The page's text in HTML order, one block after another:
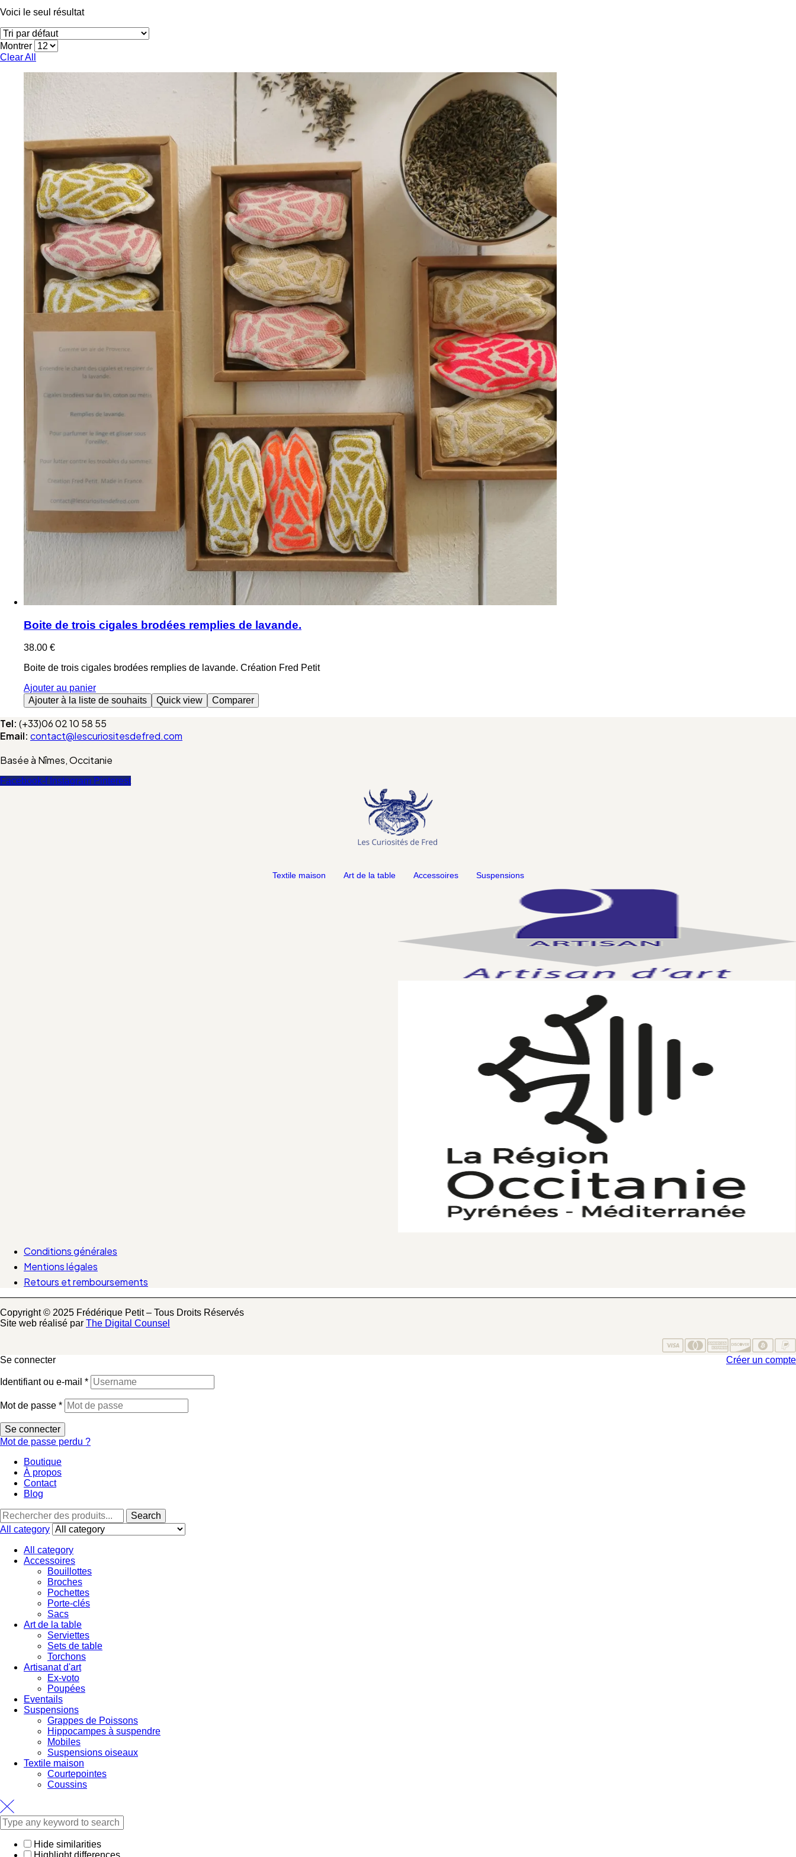
Voici le seul résultat
Montrer
Clear All
Boite de trois cigales brodées remplies de lavande.
38.00 €
Boite de trois cigales brodées remplies de lavande. Création Fred Petit
Ajouter au panier
Ajouter à la liste de souhaits
Quick view Comparer
Tel: (+33)06 02 10 58 55
Email: contact@lescuriositesdefred.com
Basée à Nîmes, Occitanie
Facebook-f Instagram Pinterest
Textile maison Art de la table Accessoires Suspensions
Conditions générales
Mentions légales
Retours et remboursements
Copyright © 2025 Frédérique Petit – Tous Droits Réservés
Site web réalisé par The Digital Counsel
Se connecter Créer un compte
Identifiant ou e-mail *
Mot de passe *
Se connecter
Mot de passe perdu ?
Boutique
À propos
Contact
Blog
Search
for:
Search
All category
All category
Accessoires
Bouillottes
Broches
Pochettes
Porte-clés
Sacs
Art de la table
Serviettes
Sets de table
Torchons
Artisanat d'art
Ex-voto
Poupées
Eventails
Suspensions
Grappes de Poissons
Hippocampes à suspendre
Mobiles
Suspensions oiseaux
Textile maison
Courtepointes
Coussins
Hide similarities